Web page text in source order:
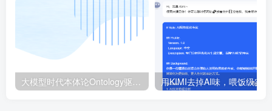
大模型时代本体论Ontology驱动的AI知识引擎助力企业智能决策系统的未来进化-一篇献给企业董事会和CIO的深度思考(第一篇)